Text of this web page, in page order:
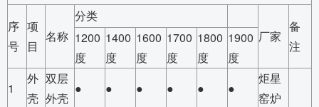
序
号
项
目
名称
分类
厂家
备
注
1200
度
1400
度
1600
度
1700
度
1800
度
1900
度
1
外
壳
双层
外壳
● ● ● ● ● ●
炬星
窑炉